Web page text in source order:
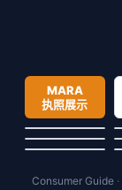
MARA
执照展示
Consumer Guide ·